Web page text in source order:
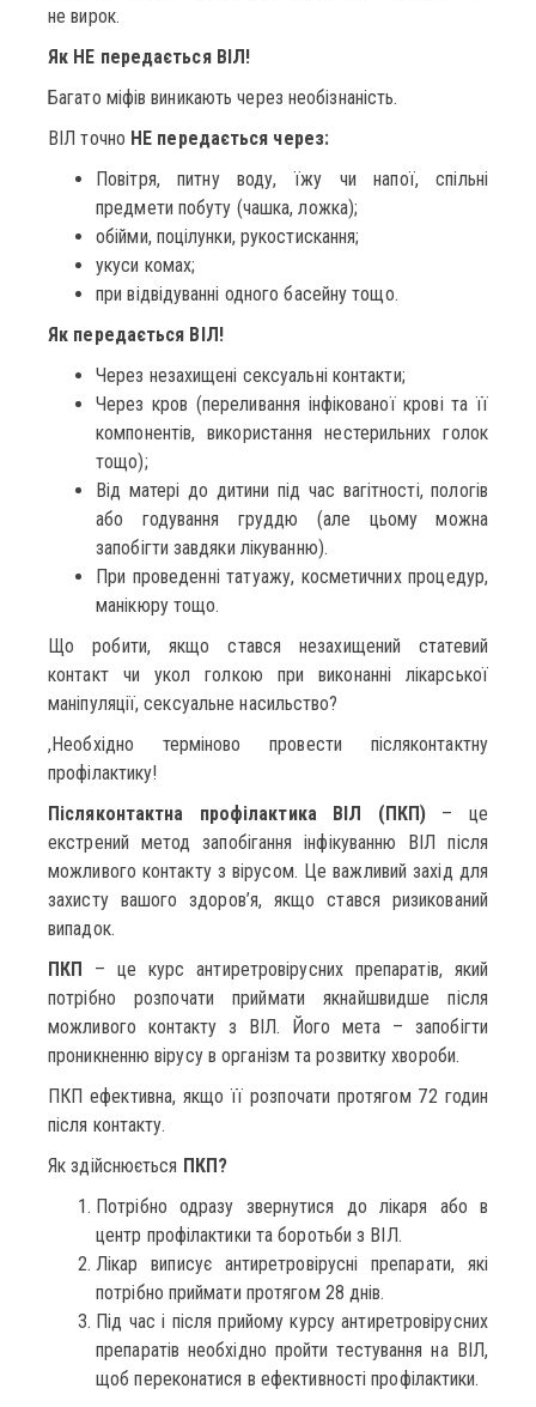
не вирок.
Як НЕ передається ВІЛ!
Багато міфів виникають через необізнаність.
ВІЛ точно НЕ передається через:
Повітря, питну воду, їжу чи напої, спільні
предмети побуту (чашка, ложка);
обійми, поцілунки, рукостискання;
укуси комах;
при відвідуванні одного басейну тощо.
Як передається ВІЛ!
Через незахищені сексуальні контакти;
Через кров (переливання інфікованої крові та її
компонентів, використання нестерильних голок
тощо);
Від матері до дитини під час вагітності, пологів
або годування груддю (але цьому можна
запобігти завдяки лікуванню).
При проведенні татуажу, косметичних процедур,
манікюру тощо.
Що робити, якщо стався незахищений статевий
контакт чи укол голкою при виконанні лікарської
маніпуляції, сексуальне насильство?
,Необхідно терміново провести післяконтактну
профілактику!
Післяконтактна профілактика ВІЛ (ПКП) – це
екстрений метод запобігання інфікуванню ВІЛ після
можливого контакту з вірусом. Це важливий захід для
захисту вашого здоров’я, якщо стався ризикований
випадок.
ПКП – це курс антиретровірусних препаратів, який
потрібно розпочати приймати якнайшвидше після
можливого контакту з ВІЛ. Його мета – запобігти
проникненню вірусу в організм та розвитку хвороби.
ПКП ефективна, якщо її розпочати протягом 72 годин
після контакту.
Як здійснюється ПКП?
Потрібно одразу звернутися до лікаря або в
центр профілактики та боротьби з ВІЛ.
Лікар виписує антиретровірусні препарати, які
потрібно приймати протягом 28 днів.
Під час і після прийому курсу антиретровірусних
препаратів необхідно пройти тестування на ВІЛ,
щоб переконатися в ефективності профілактики.